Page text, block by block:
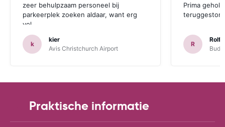
zeer behulpzaam personeel bij
parkeerplek zoeken aldaar, want erg
vol.
k
kier
Avis Christchurch Airport
Prima
R
Rolf
Praktische informatie